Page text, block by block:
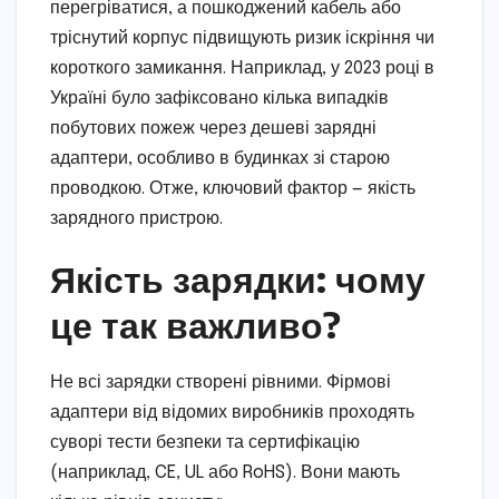
перегріватися, а пошкоджений кабель або
тріснутий корпус підвищують ризик іскріння чи
короткого замикання. Наприклад, у 2023 році в
Україні було зафіксовано кілька випадків
побутових пожеж через дешеві зарядні
адаптери, особливо в будинках зі старою
проводкою. Отже, ключовий фактор — якість
зарядного пристрою.
Якість зарядки: чому
це так важливо?
Не всі зарядки створені рівними. Фірмові
адаптери від відомих виробників проходять
суворі тести безпеки та сертифікацію
(наприклад, CE, UL або RoHS). Вони мають